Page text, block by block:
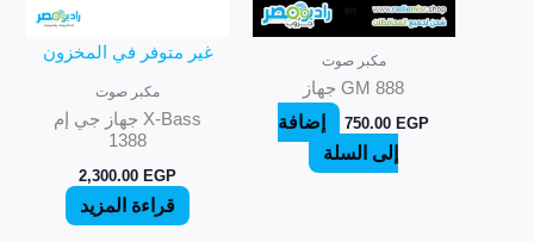
مكبر صوت
GM 888 جهاز
750.00 EGP
إضافة
إلى السلة
غير متوفر في المخزون
مكبر صوت
X-Bass جهاز جي إم
1388
2,300.00 EGP
قراءة المزيد